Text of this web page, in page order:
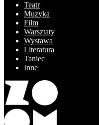
Teatr
Muzyka
Film
Warsztaty
Wystawa
Literatura
Taniec
Inne